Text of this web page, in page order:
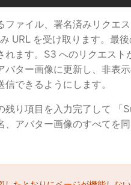
ファイル、署名済みリクエ
URL を受け取ります。最
れます。S3 へのリクエス
ター画像に更新し、非表
できるようにします。
残り項目を入力完了して 「
、アバター画像のすべてを